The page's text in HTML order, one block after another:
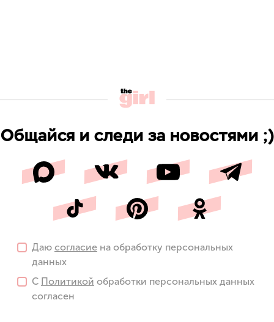
Общайся и следи за новостями ;)
Даю согласие на обработку персональных
данных
С Политикой обработки персональных данных
согласен